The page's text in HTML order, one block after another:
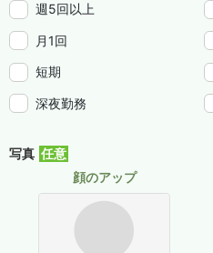
週5回以上
月1回
短期
深夜勤務
写真
顔のアップ